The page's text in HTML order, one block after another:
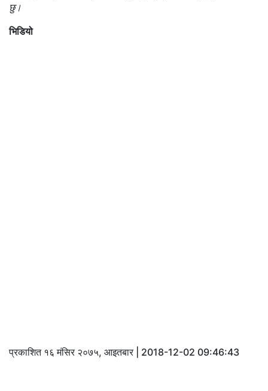
छु।
भिडियो
प्रकाशित १६ मंसिर २०७५, आइतबार | 2018-12-02 09:46:43